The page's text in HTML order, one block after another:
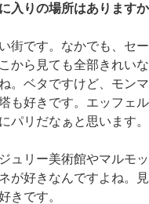
入りの場所はありますか
街です。なかでも、セ
から見ても全部きれい
。ベタですけど、モン
も好きです。エッフェ
パリだなぁと思います。
ュリー美術館やマルモ
が好きなんですよね。
きです。